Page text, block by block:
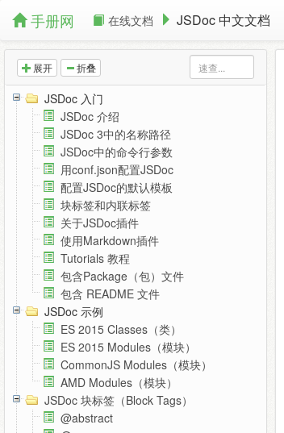
手册网 在线文档 JSDoc 中文文档
展开 折叠
JSDoc 入门
JSDoc 介绍
JSDoc 3中的名称路径
JSDoc中的命令行参数
用conf.json配置JSDoc
配置JSDoc的默认模板
块标签和内联标签
关于JSDoc插件
使用Markdown插件
Tutorials 教程
包含Package（包）文件
包含 README 文件
JSDoc 示例
ES 2015 Classes（类）
ES 2015 Modules（模块）
CommonJS Modules（模块）
AMD Modules（模块）
JSDoc 块标签（Block Tags）
@abstract